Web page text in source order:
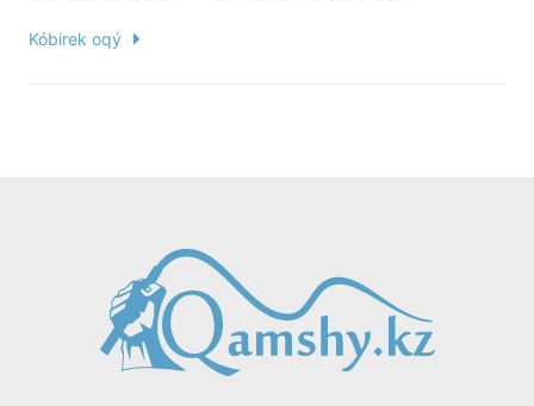
Kóbirek oqý